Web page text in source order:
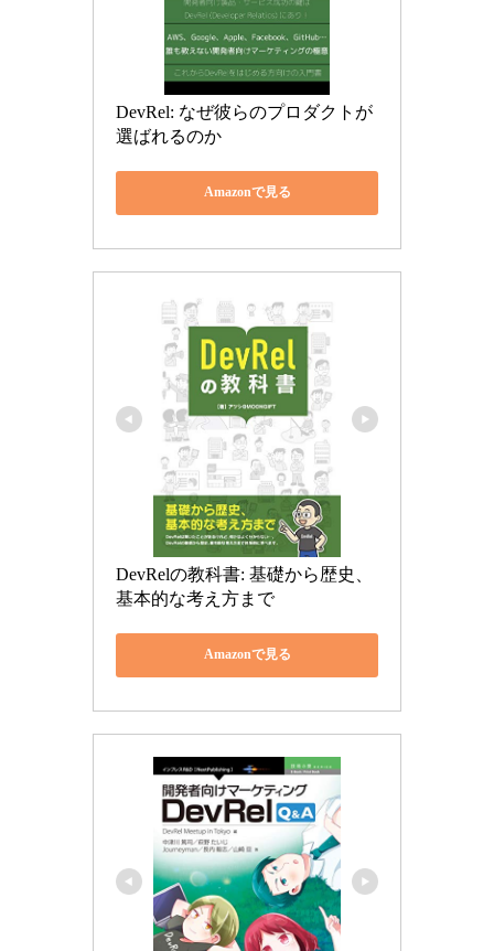
DevRel: なぜ彼らのプロダクトが
選ばれるのか
Amazonで見る
DevRelの教科書: 基礎から歴史、
基本的な考え方まで
Amazonで見る